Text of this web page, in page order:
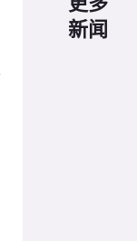
新闻